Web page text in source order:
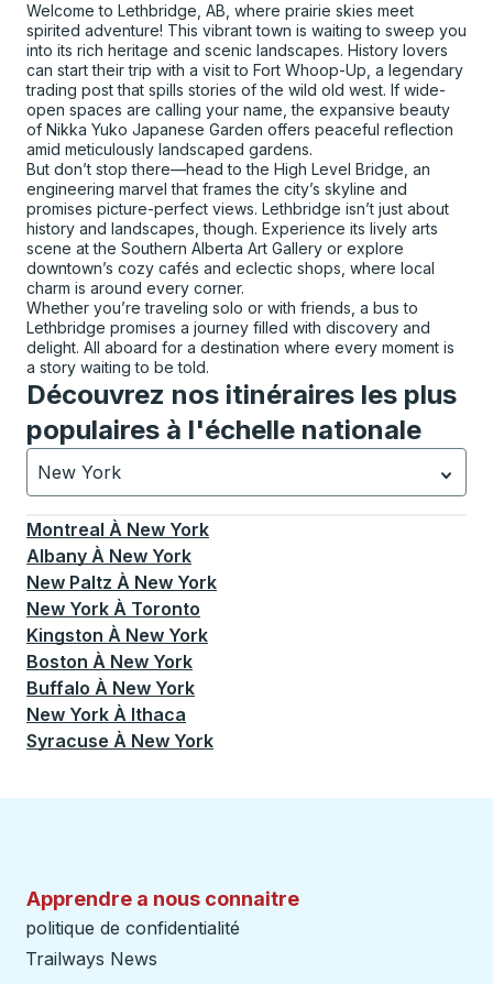
Welcome to Lethbridge, AB, where prairie skies meet
spirited adventure! This vibrant town is waiting to sweep you
into its rich heritage and scenic landscapes. History lovers
can start their trip with a visit to Fort Whoop-Up, a legendary
trading post that spills stories of the wild old west. If wide-
open spaces are calling your name, the expansive beauty
of Nikka Yuko Japanese Garden offers peaceful reflection
amid meticulously landscaped gardens.
But don’t stop there—head to the High Level Bridge, an
engineering marvel that frames the city’s skyline and
promises picture-perfect views. Lethbridge isn’t just about
history and landscapes, though. Experience its lively arts
scene at the Southern Alberta Art Gallery or explore
downtown’s cozy cafés and eclectic shops, where local
charm is around every corner.
Whether you’re traveling solo or with friends, a bus to
Lethbridge promises a journey filled with discovery and
delight. All aboard for a destination where every moment is
a story waiting to be told.
Découvrez nos itinéraires les plus
populaires à l'échelle nationale
New York
Actuellement sélectionné: New York.La sélection est
Montreal À New York
Albany À New York
New Paltz À New York
New York À Toronto
Kingston À New York
Boston À New York
Buffalo À New York
New York À Ithaca
Syracuse À New York
Apprendre a nous connaitre
politique de confidentialité
Trailways News